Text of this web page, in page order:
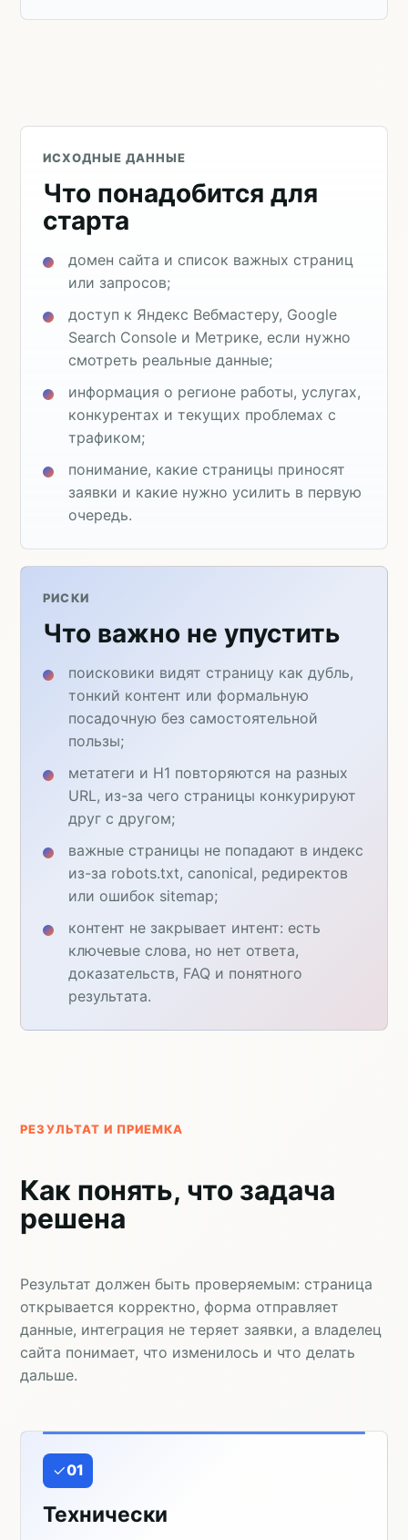
ИСХОДНЫЕ ДАННЫЕ
Что понадобится для
старта
домен сайта и список важных страниц
или запросов;
доступ к Яндекс Вебмастеру, Google
Search Console и Метрике, если нужно
смотреть реальные данные;
информация о регионе работы, услугах,
конкурентах и текущих проблемах с
трафиком;
понимание, какие страницы приносят
заявки и какие нужно усилить в первую
очередь.
РИСКИ
Что важно не упустить
поисковики видят страницу как дубль,
тонкий контент или формальную
посадочную без самостоятельной
пользы;
метатеги и H1 повторяются на разных
URL, из-за чего страницы конкурируют
друг с другом;
важные страницы не попадают в индекс
из-за robots.txt, canonical, редиректов
или ошибок sitemap;
контент не закрывает интент: есть
ключевые слова, но нет ответа,
доказательств, FAQ и понятного
результата.
РЕЗУЛЬТАТ И ПРИЕМКА
Как понять, что задача
решена
Результат должен быть проверяемым: страница
открывается корректно, форма отправляет
данные, интеграция не теряет заявки, а владелец
сайта понимает, что изменилось и что делать
дальше.
01
Технически